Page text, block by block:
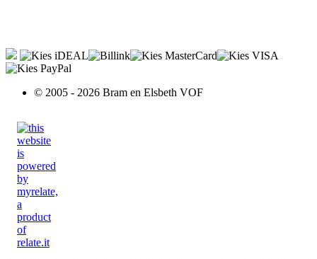
© 2005 - 2026 Bram en Elsbeth VOF